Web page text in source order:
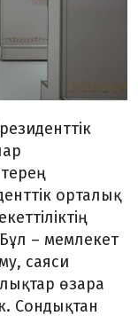
орталық
– мемлекет
саяси
өзара
Сондықтан